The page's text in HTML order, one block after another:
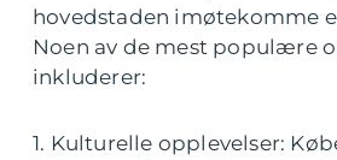
hovedstaden imøtekomme
Noen av de mest populære
inkluderer:
1. Kulturelle opplevelser: